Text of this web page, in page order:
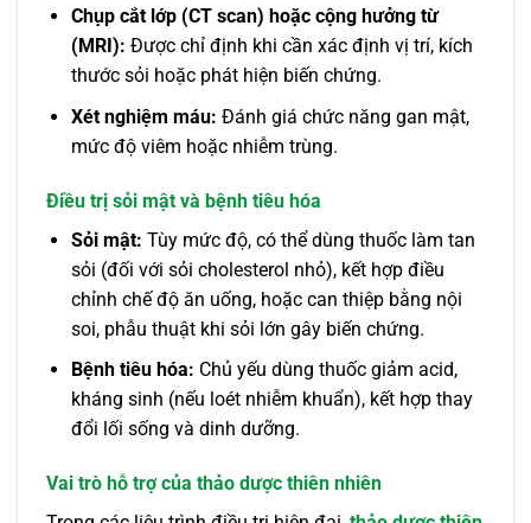
Chụp cắt lớp (CT scan) hoặc cộng hưởng từ
(MRI): Được chỉ định khi cần xác định vị trí, kích
thước sỏi hoặc phát hiện biến chứng.
Xét nghiệm máu: Đánh giá chức năng gan mật,
mức độ viêm hoặc nhiễm trùng.
Điều trị sỏi mật và bệnh tiêu hóa
Sỏi mật: Tùy mức độ, có thể dùng thuốc làm tan
sỏi (đối với sỏi cholesterol nhỏ), kết hợp điều
chỉnh chế độ ăn uống, hoặc can thiệp bằng nội
soi, phẫu thuật khi sỏi lớn gây biến chứng.
Bệnh tiêu hóa: Chủ yếu dùng thuốc giảm acid,
kháng sinh (nếu loét nhiễm khuẩn), kết hợp thay
đổi lối sống và dinh dưỡng.
Vai trò hỗ trợ của thảo dược thiên nhiên